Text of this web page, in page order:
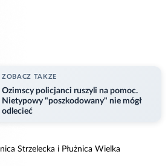
ZOBACZ TAKZE
Ozimscy policjanci ruszyli na pomoc.
Nietypowy "poszkodowany" nie mógł
odlecieć
Strzelecka i Płużnica Wielka